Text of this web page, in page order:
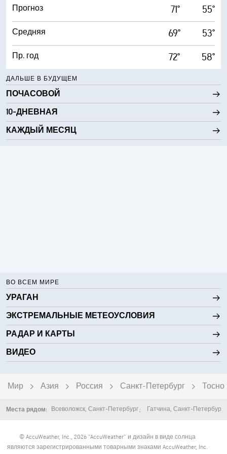
Прогноз 71° 55°
Средняя 69° 53°
Пр. год 72° 58°
ДАЛЬШЕ В БУДУЩЕМ
ПОЧАСОВОЙ
10-ДНЕВНАЯ
КАЖДЫЙ МЕСЯЦ
ВО ВСЕМ МИРЕ
УРАГАН
ЭКСТРЕМАЛЬНЫЕ МЕТЕОУСЛОВИЯ
РАДАР И КАРТЫ
ВИДЕО
Мир Азия Россия Санкт-Петербург Тосно
Места рядом: Всеволожск, Санкт-Петербург Гатчина, Санкт-Петербург
© AccuWeather, Inc., 2026 "AccuWeather" и дизайн в виде солнца
являются зарегистрированными товарными знаками AccuWeather, Inc.